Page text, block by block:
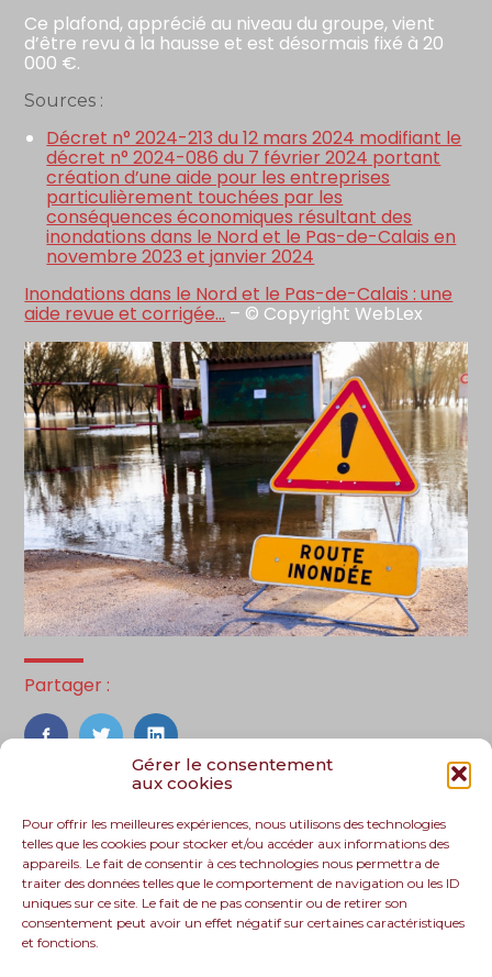
Gérer le consentement
aux cookies
Pour offrir les meilleures expériences, nous utilisons des technologies
telles que les cookies pour stocker et/ou accéder aux informations des
appareils. Le fait de consentir à ces technologies nous permettra de
traiter des données telles que le comportement de navigation ou les ID
uniques sur ce site. Le fait de ne pas consentir ou de retirer son
consentement peut avoir un effet négatif sur certaines caractéristiques
et fonctions.
Ce plafond, apprécié au niveau du groupe, vient
d’être revu à la hausse et est désormais fixé à 20
000 €.
Sources :
Décret n° 2024-213 du 12 mars 2024 modifiant le
décret n° 2024-086 du 7 février 2024 portant
création d’une aide pour les entreprises
particulièrement touchées par les
conséquences économiques résultant des
inondations dans le Nord et le Pas-de-Calais en
novembre 2023 et janvier 2024
Inondations dans le Nord et le Pas-de-Calais : une
aide revue et corrigée… – © Copyright WebLex
Partager :
FaceBook
TwitterLinkedIn